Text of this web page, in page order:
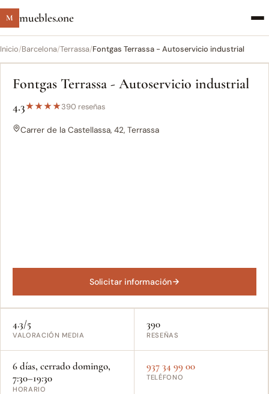
M muebles.one
Inicio/Barcelona/Terrassa/Fontgas Terrassa - Autoservicio industrial
Fontgas Terrassa - Autoservicio industrial
4.3★★★★390 reseñas
Carrer de la Castellassa, 42, Terrassa
Solicitar información
4.3/5
VALORACIÓN MEDIA
390
RESEÑAS
6 días, cerrado domingo,
7:30–19:30
HORARIO
937 34 99 00
TELÉFONO